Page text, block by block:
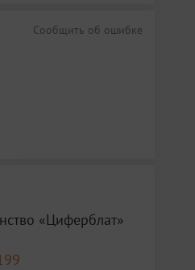
Сообщить об ошибке
«Циферблат»